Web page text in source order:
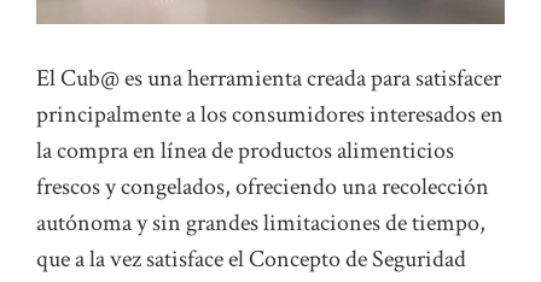
El Cub@ es una herramienta creada para satisfacer
principalmente a los consumidores interesados ​​en
la compra en línea de productos alimenticios
frescos y congelados, ofreciendo una recolección
autónoma y sin grandes limitaciones de tiempo,
que a la vez satisface el Concepto de Seguridad